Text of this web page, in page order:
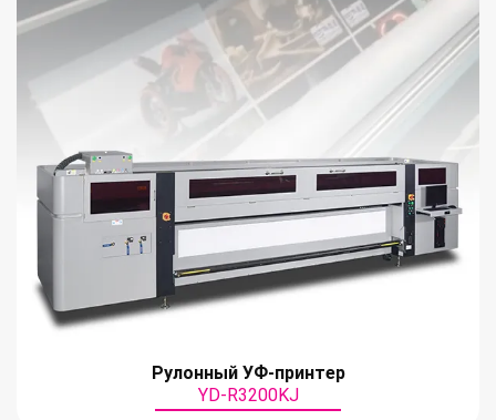
Рулонный УФ-принтер
YD-R3200KJ